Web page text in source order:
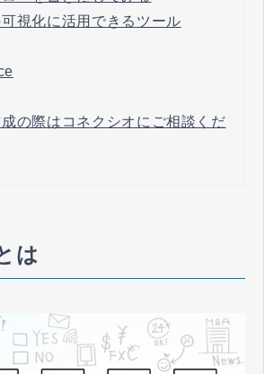
視化に活用できるツール
の際はコネクシオにご相談くだ
は